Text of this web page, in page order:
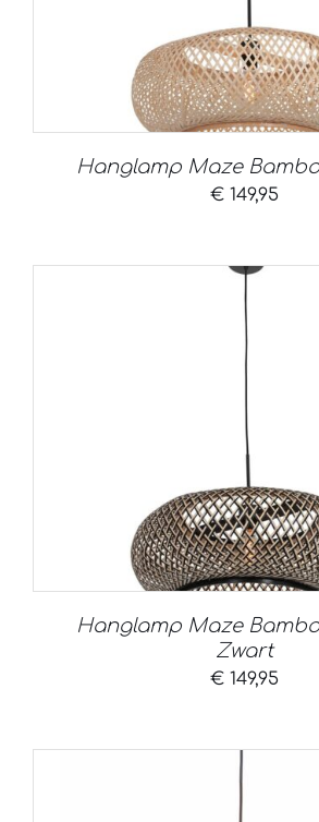
Hanglamp Maze
€149,95
Hanglamp Maze
Zwart
€149,95